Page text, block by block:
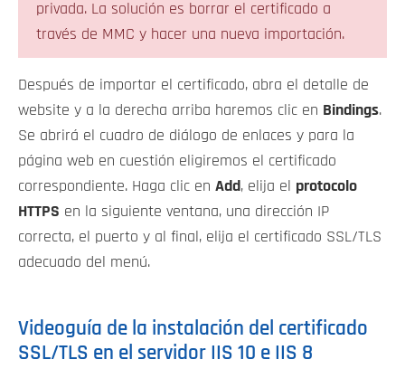
privada. La solución es borrar el certificado a
través de MMC y hacer una nueva importación.
Después de importar el certificado, abra el detalle de
website y a la derecha arriba haremos clic en Bindings.
Se abrirá el cuadro de diálogo de enlaces y para la
página web en cuestión eligiremos el certificado
correspondiente. Haga clic en Add, elija el protocolo
HTTPS en la siguiente ventana, una dirección IP
correcta, el puerto y al final, elija el certificado SSL/TLS
adecuado del menú.
Videoguía de la instalación del certificado
SSL/TLS en el servidor IIS 10 e IIS 8